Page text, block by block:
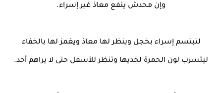
وإن محدش ينفع معاذ غير إسراء.
لتبتسم إسراء بخجل وينظر لها معاذ ويغمز لها بالخفاء
ليتسرب لون الحمرة لخديها وتنظر للأسفل حتى لا يراهم أحد.